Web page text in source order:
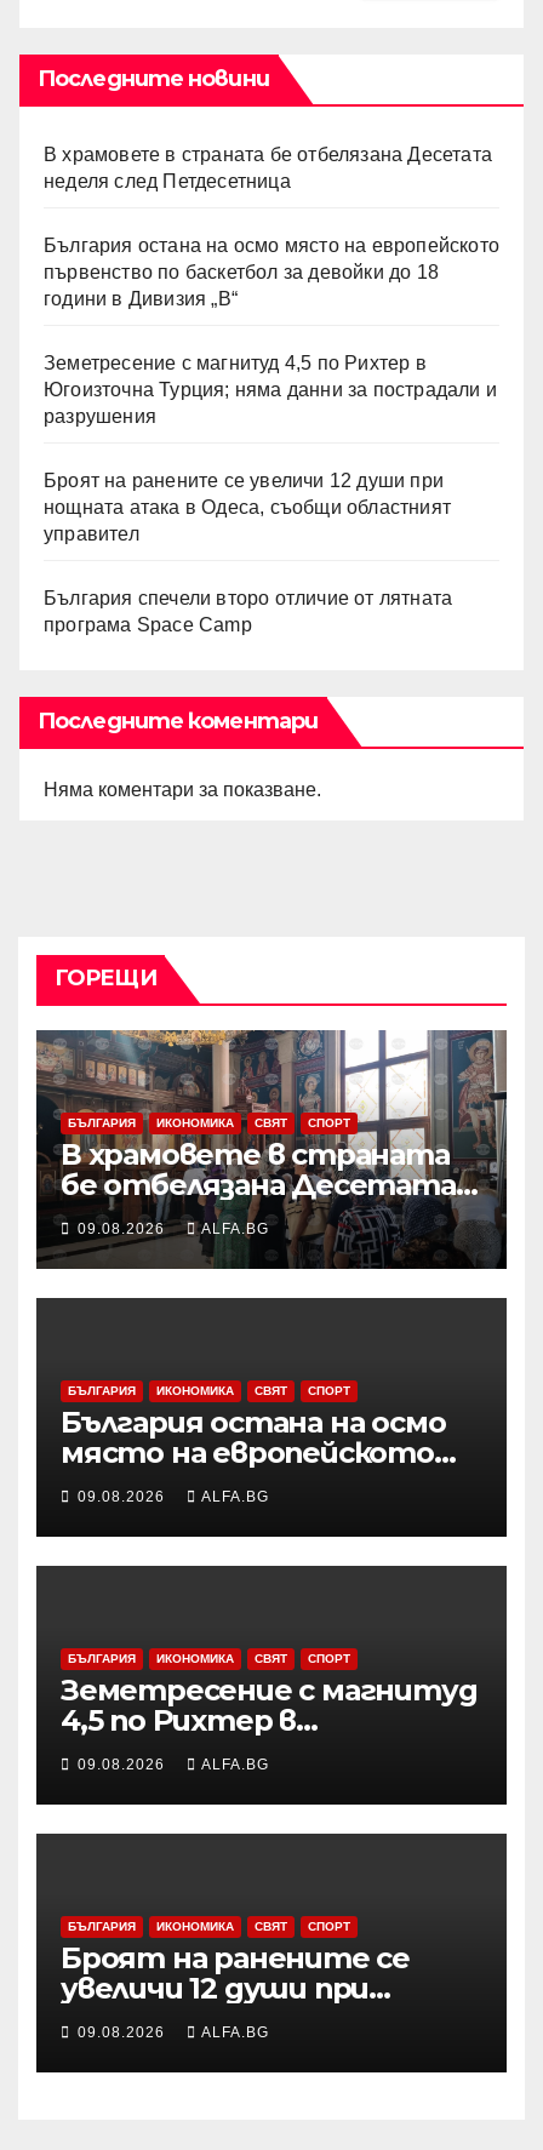
Последните новини
В храмовете в страната бе отбелязана Десетата
неделя след Петдесетница
България остана на осмо място на европейското
първенство по баскетбол за девойки до 18
години в Дивизия „В“
Земетресение с магнитуд 4,5 по Рихтер в
Югоизточна Турция; няма данни за пострадали и
разрушения
Броят на ранените се увеличи 12 души при
нощната атака в Одеса, съобщи областният
управител
България спечели второ отличие от лятната
програма Space Camp
Последните коментари
Няма коментари за показване.
ГОРЕЩИ
БЪЛГАРИЯ ИКОНОМИКА СВЯТ СПОРТ
В храмовете в страната
бе отбелязана Десетата
неделя след
Петдесетница
09.08.2026 ALFA.BG
БЪЛГАРИЯ ИКОНОМИКА СВЯТ СПОРТ
България остана на осмо
място на европейското
първенство по баскетбол
за девойки до 18 години в
Дивизия „В“
09.08.2026 ALFA.BG
БЪЛГАРИЯ ИКОНОМИКА СВЯТ СПОРТ
Земетресение с магнитуд
4,5 по Рихтер в
Югоизточна Турция; няма
данни за пострадали и
разрушения
09.08.2026 ALFA.BG
БЪЛГАРИЯ ИКОНОМИКА СВЯТ СПОРТ
Броят на ранените се
увеличи 12 души при
нощната атака в Одеса,
съобщи областният
управител
09.08.2026 ALFA.BG